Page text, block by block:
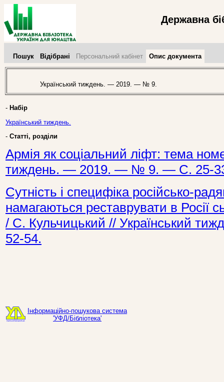
Державна
Пошук Відібрані Персональний кабінет Опис документа
Український тиждень. — 2019. — № 9.
- Набір
Український тиждень.
- Статті, розділи
Армія як соціальний ліфт: тема
тиждень. — 2019. — № 9. — С. 25-
Сутність і специфіка російсько-
намагаються реставрувати в Росії
/ С. Кульчицький // Український
52-54.
Інформаційно-пошукова система
'УФД/Бібліотека'